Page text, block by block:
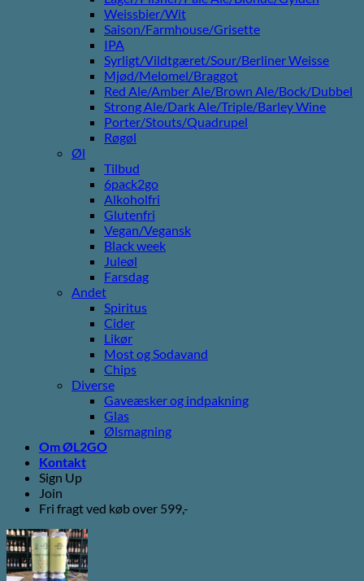
Weissbier/Wit
Saison/Farmhouse/Grisette
IPA
Syrligt/Vildtgæret/Sour/Berliner Weisse
Mjød/Melomel/Braggot
Red Ale/Amber Ale/Brown Ale/Bock/Dubbel
Strong Ale/Dark Ale/Triple/Barley Wine
Porter/Stouts/Quadrupel
Røgøl
Øl
Tilbud
6pack2go
Alkoholfri
Glutenfri
Vegan/Vegansk
Black week
Juleøl
Farsdag
Andet
Spiritus
Cider
Likør
Most og Sodavand
Chips
Diverse
Gaveæsker og indpakning
Glas
Ølsmagning
Om ØL2GO
Kontakt
Sign Up
Join
Fri fragt ved køb over 599,-